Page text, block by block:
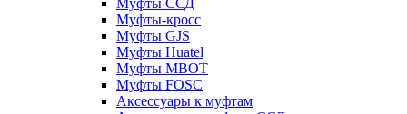
Муфты ССД
Муфты-кросс
Муфты GJS
Муфты Huatel
Муфты МВОТ
Муфты FOSC
Аксессуары к муфтам